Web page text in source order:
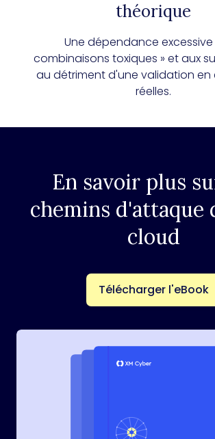
théorique
Une dépendance excessive
combinaisons toxiques » et aux
au détriment d'une validation en
réelles.
En savoir plus
chemins d'attaque
cloud
Télécharger l'eBook